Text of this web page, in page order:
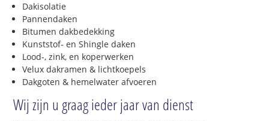
Dakisolatie
Pannendaken
Bitumen dakbedekking
Kunststof- en Shingle daken
Lood-, zink, en koperwerken
Velux dakramen & lichtkoepels
Dakgoten & hemelwater afvoeren
Wij zijn u graag ieder jaar van dienst